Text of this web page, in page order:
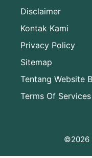
Disclaimer
Kontak Kami
Privacy Policy
Sitemap
Tentang Website
Terms Of Services
©2026